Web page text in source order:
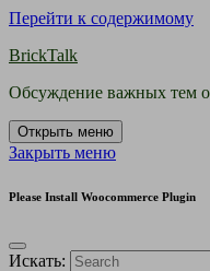
Перейти к содержимому
BrickTalk
Обсуждение важных тем
Открыть меню
Закрыть меню
Please Install Woocommerce Plugin
Искать: